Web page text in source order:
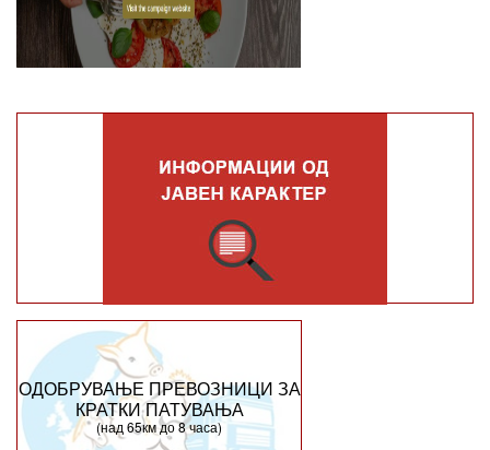
ОДОБРУВАЊЕ ПРЕВОЗНИЦИ ЗА
КРАТКИ ПАТУВАЊА
(над 65км до 8 часа)